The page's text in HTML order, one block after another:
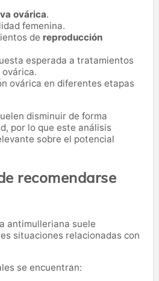
ovárica.
femenina.
de reproducción
esperada a tratamientos
ovárica en diferentes etapas
disminuir de forma
por lo que este análisis
sobre el potencial
recomendarse
antimulleriana suele
situaciones relacionadas con
se encuentran: